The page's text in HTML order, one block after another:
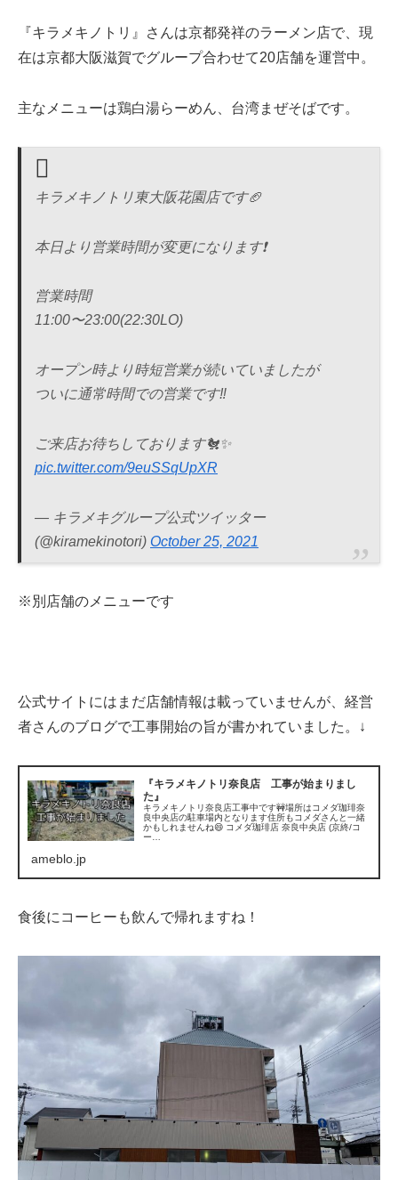
『キラメキノトリ』さんは京都発祥のラーメン店で、現
在は京都大阪滋賀でグループ合わせて20店舗を運営中。
主なメニューは鶏白湯らーめん、台湾まぜそばです。
キラメキノトリ東大阪花園店です🏈
本日より営業時間が変更になります❗️
営業時間
11:00〜23:00(22:30LO)
オープン時より時短営業が続いていましたが
ついに通常時間での営業です‼️
ご来店お待ちしております🐔✨
pic.twitter.com/9euSSqUpXR
— キラメキグループ公式ツイッター
(@kiramekinotori) October 25, 2021
※別店舗のメニューです
公式サイトにはまだ店舗情報は載っていませんが、経営
者さんのブログで工事開始の旨が書かれていました。↓
『キラメキノトリ奈良店 工事が始まりまし
た』
キラメキノトリ奈良店工事中です🚧場所はコメダ珈琲奈
良中央店の駐車場内となります住所もコメダさんと一緒
かもしれませんね😄 コメダ珈琲店 奈良中央店 (京終/コ
ー…
ameblo.jp
食後にコーヒーも飲んで帰れますね！